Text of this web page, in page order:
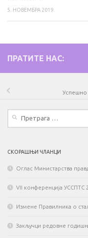
5. НОВЕМБРА 2019.
ПРАТИТЕ НАС:
Успешно
СКОРАШЊИ ЧЛАНЦИ
Оглас Министарства
VII конференција УССПТС
Измене Правилника о
Закључци редовне